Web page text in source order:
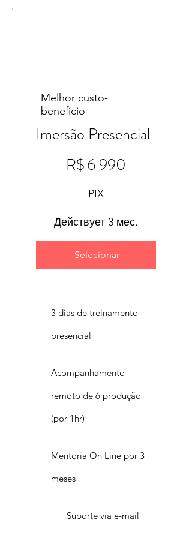
Melhor custo-
benefício
Imersão Presencial
R$6 990
PIX
Действует 3 мес.
Selecionar
3 dias de treinamento
presencial
Acompanhamento
remoto de 6 produção
(por 1hr)
Mentoria On Line por 3
meses
Suporte via e-mail